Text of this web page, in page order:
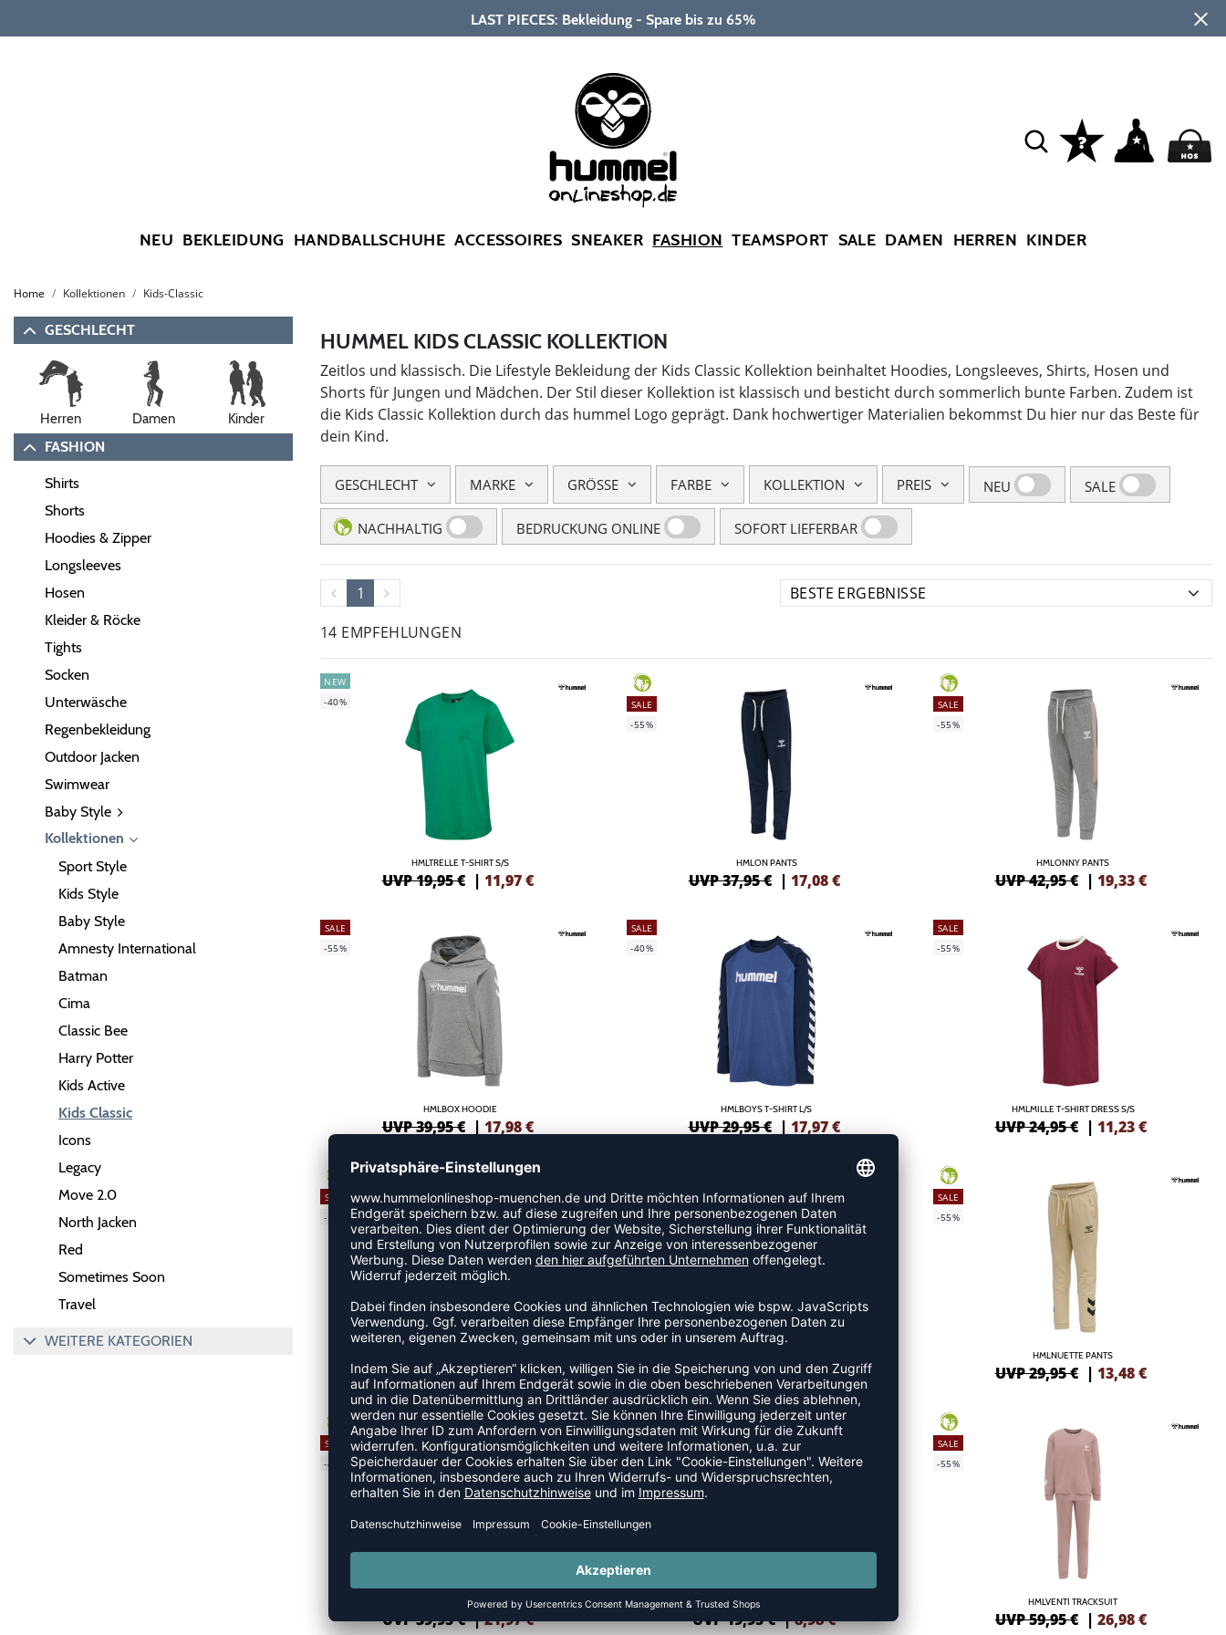
LAST PIECES: Bekleidung - Spare bis zu 65%
NEU BEKLEIDUNG HANDBALLSCHUHE ACCESSOIRES SNEAKER FASHION TEAMSPORT SALE DAMEN HERREN KINDER
Home Kollektionen Kids-Classic
GESCHLECHT
Herren Damen Kinder
FASHION
Shirts
Shorts
Hoodies & Zipper
Longsleeves
Hosen
Kleider & Röcke
Tights
Socken
Unterwäsche
Regenbekleidung
Outdoor Jacken
Swimwear
Baby Style
Kollektionen
Sport Style
Kids Style
Baby Style
Amnesty International
Batman
Cima
Classic Bee
Harry Potter
Kids Active
Kids Classic
Icons
Legacy
Move 2.0
North Jacken
Red
Sometimes Soon
Travel
WEITERE KATEGORIEN
HUMMEL KIDS CLASSIC KOLLEKTION
Zeitlos und klassisch. Die Lifestyle Bekleidung der Kids Classic Kollektion beinhaltet Hoodies, Longsleeves, Shirts, Hosen und
Shorts für Jungen und Mädchen. Der Stil dieser Kollektion ist klassisch und besticht durch sommerlich bunte Farben. Zudem ist
die Kids Classic Kollektion durch das hummel Logo geprägt. Dank hochwertiger Materialien bekommst Du hier nur das Beste für
dein Kind.
GESCHLECHT MARKE GRÖSSE FARBE KOLLEKTION PREIS NEU SALE
NACHHALTIG BEDRUCKUNG ONLINE SOFORT LIEFERBAR
1
14 EMPFEHLUNGEN
NEW
-40%
HMLTRELLE T-SHIRT S/S
UVP 19,95 € | 11,97 €
GREEN
SALE
-55%
HMLON PANTS
UVP 37,95 € | 17,08 €
GREEN
SALE
-55%
HMLONNY PANTS
UVP 42,95 € | 19,33 €
SALE
-55%
HMLBOX HOODIE
UVP 39,95 € | 17,98 €
SALE
-40%
HMLBOYS T-SHIRT L/S
UVP 29,95 € | 17,97 €
SALE
-55%
HMLMILLE T-SHIRT DRESS S/S
UVP 24,95 € | 11,23 €
GREEN
SALE
-55%
UVP 59,95 € |26,98€
SALE
-55%
UVP 29,95 € |13,48 €
GREEN
SALE
-55%
HMLNUETTE PANTS
UVP 29,95 € | 13,48 €
GREEN
SALE
-45%
HMLTRECE ZIP HOODIE
UVP 39,95 € |21,97€
SALE
-55%
HMLDIEZ T-SHIRT S/S
UVP 19,95 € |8,98€
GREEN
SALE
-55%
HMLVENTI TRACKSUIT
UVP 59,95 € | 26,98 €